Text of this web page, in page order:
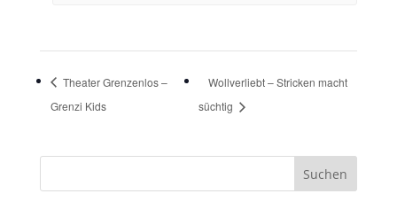
Theater Grenzenlos –
Grenzi Kids
Wollverliebt – Stricken macht
süchtig